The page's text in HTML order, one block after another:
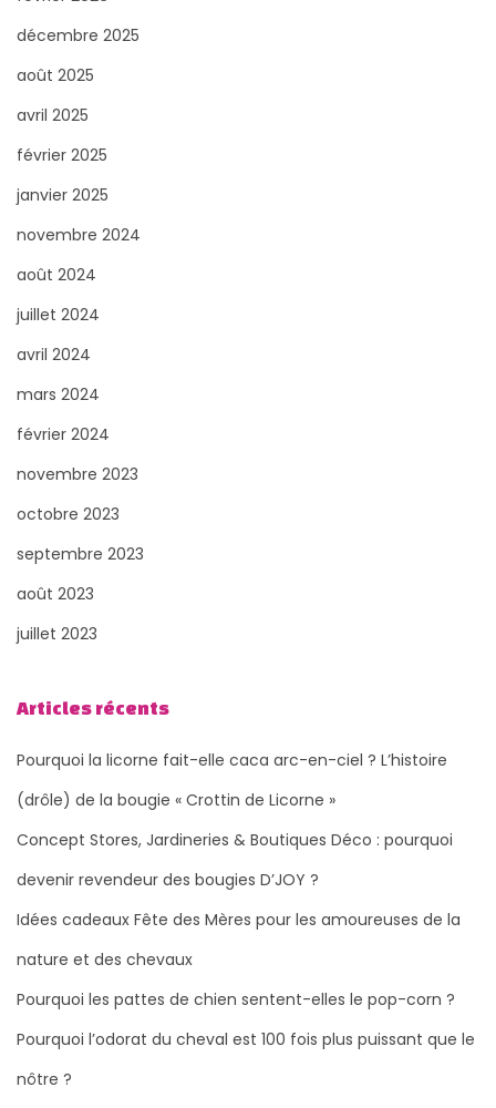
o
:
décembre 2025
août 2025
avril 2025
février 2025
janvier 2025
novembre 2024
août 2024
juillet 2024
avril 2024
mars 2024
février 2024
novembre 2023
octobre 2023
septembre 2023
août 2023
juillet 2023
Articles récents
Pourquoi la licorne fait-elle caca arc-en-ciel ? L’histoire
(drôle) de la bougie « Crottin de Licorne »
Concept Stores, Jardineries & Boutiques Déco : pourquoi
devenir revendeur des bougies D’JOY ?
Idées cadeaux Fête des Mères pour les amoureuses de la
nature et des chevaux
Pourquoi les pattes de chien sentent-elles le pop-corn ?
Pourquoi l’odorat du cheval est 100 fois plus puissant que le
nôtre ?